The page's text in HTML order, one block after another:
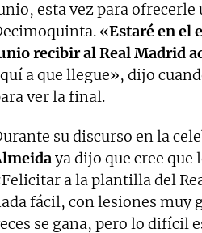
esta vez para ofrecerle
«Estaré en el
recibir al Real Madrid
a que llegue», dijo
ver la final.
su discurso en la
ya dijo que cree
a la plantilla del
fácil, con lesiones muy
se gana, pero lo difícil